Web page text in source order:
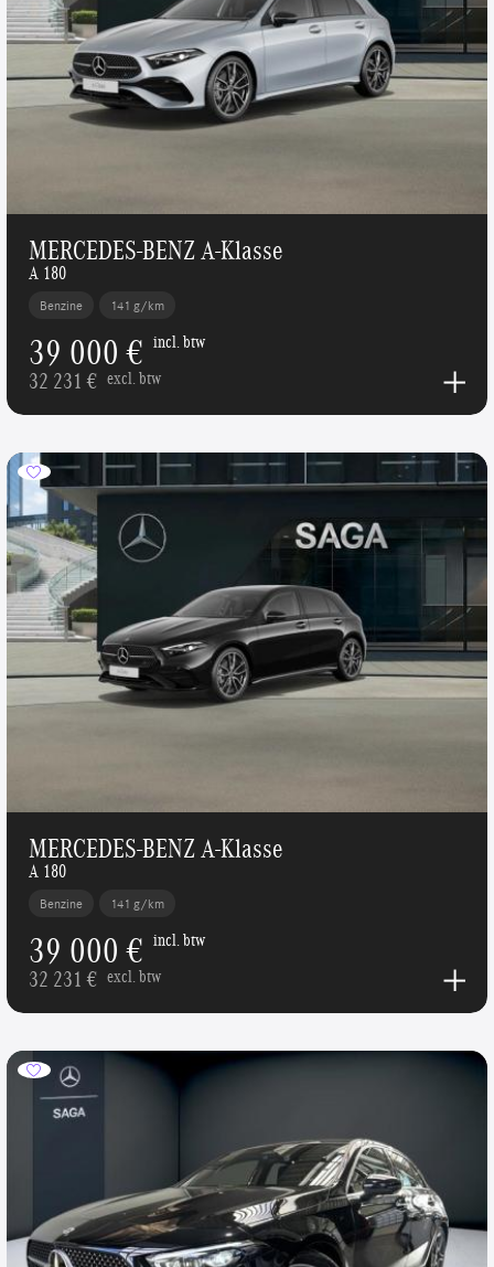
MERCEDES-BENZ A-Klasse
A 180
Benzine 141 g/km
39 000 € incl. btw
32 231 € excl. btw
MERCEDES-BENZ A-Klasse
A 180
Benzine 141 g/km
39 000 € incl. btw
32 231 € excl. btw